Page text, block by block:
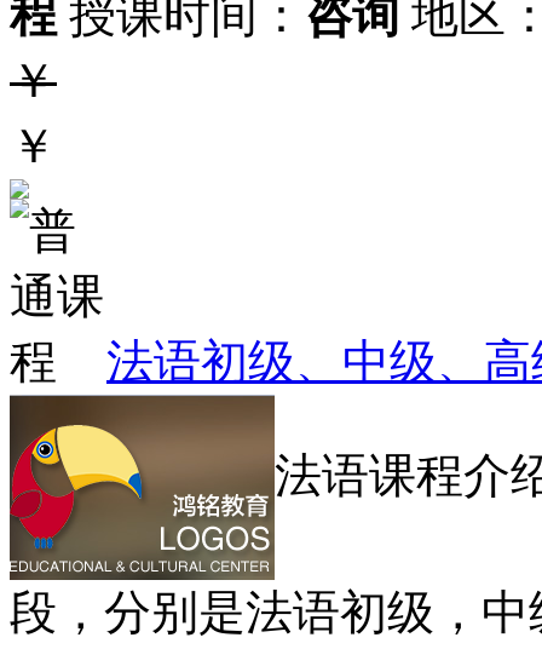
程 授课时间： 咨询 地区
￥
￥
法语初级、中级、高
法语课程
段，分别是法语初级，